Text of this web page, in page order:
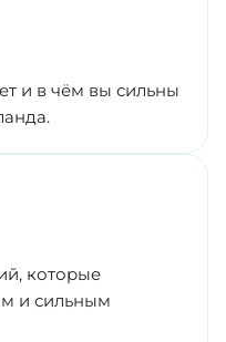
и в чём вы сильны
которые
и сильным